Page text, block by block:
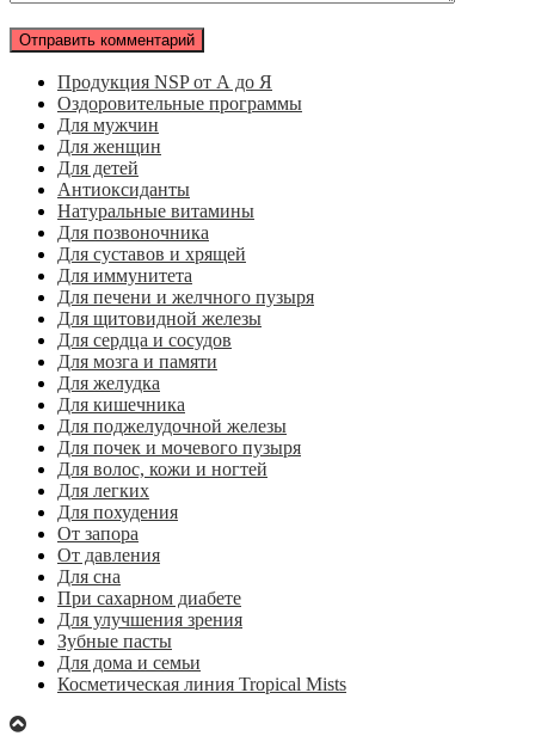
Продукция NSP от А до Я
Оздоровительные программы
Для мужчин
Для женщин
Для детей
Антиоксиданты
Натуральные витамины
Для позвоночника
Для суставов и хрящей
Для иммунитета
Для печени и желчного пузыря
Для щитовидной железы
Для сердца и сосудов
Для мозга и памяти
Для желудка
Для кишечника
Для поджелудочной железы
Для почек и мочевого пузыря
Для волос, кожи и ногтей
Для легких
Для похудения
От запора
От давления
Для сна
При сахарном диабете
Для улучшения зрения
Зубные пасты
Для дома и семьи
Косметическая линия Tropical Mists